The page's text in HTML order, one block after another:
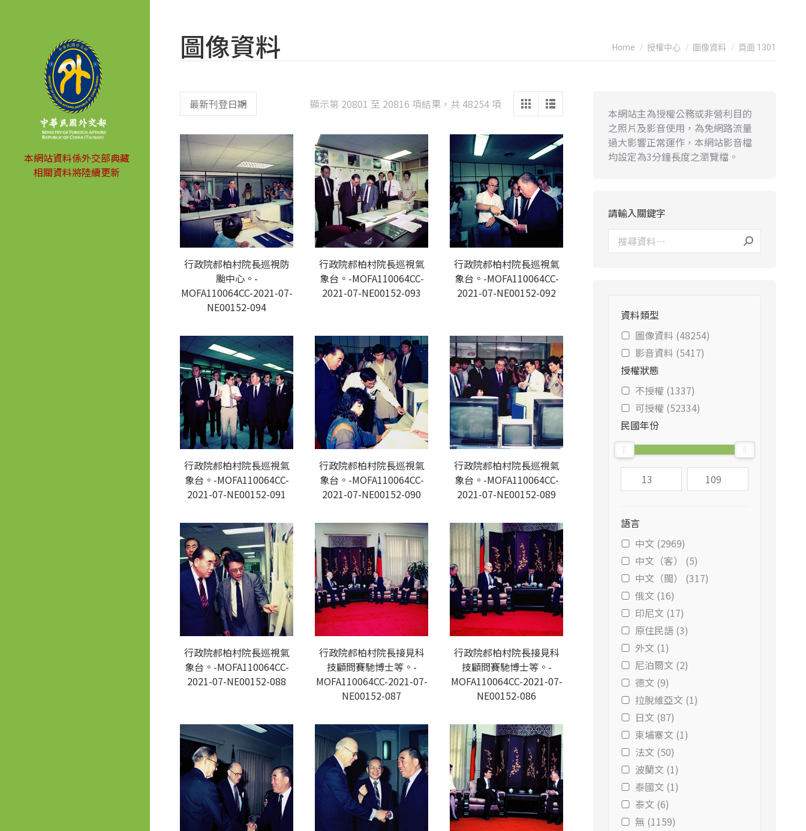
本網站資料係外交部典藏
相關資料將陸續更新
圖像資料 You are here:
Home 授權中心 圖像資料 頁面 1301
顯示第 20801 至 20816 項結果，共 48254 項 Sorted
latest
行政院郝柏村院長巡視防
颱中心。-
MOFA110064CC-2021-07-
NE00152-094
行政院郝柏村院長巡視氣
象台。-MOFA110064CC-
2021-07-NE00152-093
行政院郝柏村院長巡視氣
象台。-MOFA110064CC-
2021-07-NE00152-092
行政院郝柏村院長巡視氣
象台。-MOFA110064CC-
2021-07-NE00152-091
行政院郝柏村院長巡視氣
象台。-MOFA110064CC-
2021-07-NE00152-090
行政院郝柏村院長巡視氣
象台。-MOFA110064CC-
2021-07-NE00152-089
行政院郝柏村院長巡視氣
象台。-MOFA110064CC-
2021-07-NE00152-088
行政院郝柏村院長接見科
技顧問賽馳博士等。-
MOFA110064CC-2021-07-
NE00152-087
行政院郝柏村院長接見科
技顧問賽馳博士等。-
MOFA110064CC-2021-07-
NE00152-086
本網站主為授權公務或非營利目的
之照片及影音使用，為免網路流量
過大影響正常運作，本網站影音檔
均設定為3分鐘長度之瀏覽檔。
請輸入關鍵字
資料類型
圖像資料 (48254)
影音資料 (5417)
授權狀態
不授權 (1337)
可授權 (52334)
民國年份
語言
中文 (2969)
中文（客） (5)
中文（閩） (317)
俄文 (16)
印尼文 (17)
原住民語 (3)
外文 (1)
尼泊爾文 (2)
德文 (9)
拉脫維亞文 (1)
日文 (87)
柬埔寨文 (1)
法文 (50)
波蘭文 (1)
泰國文 (1)
泰文 (6)
無 (1159)